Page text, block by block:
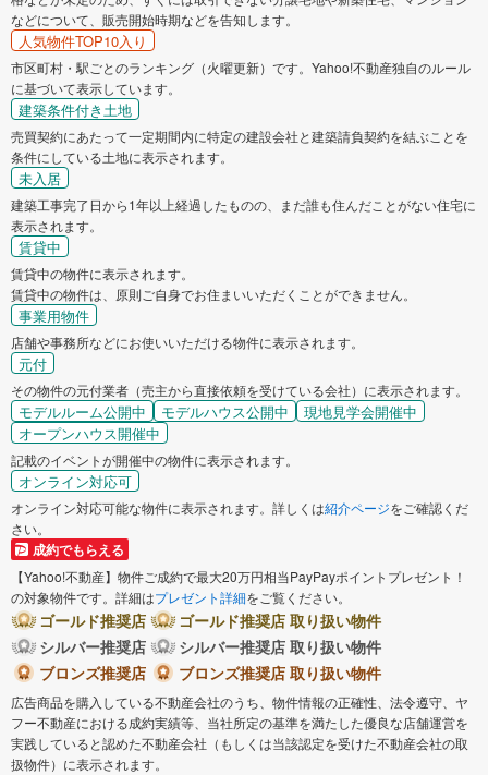
などについて、販売開始時期などを告知します。
人気物件TOP10入り
市区町村・駅ごとのランキング（火曜更新）です。Yahoo!不動産独自のルール
に基づいて表示しています。
建築条件付き土地
売買契約にあたって一定期間内に特定の建設会社と建築請負契約を結ぶことを
条件にしている土地に表示されます。
未入居
建築工事完了日から1年以上経過したものの、まだ誰も住んだことがない住宅に
表示されます。
賃貸中
賃貸中の物件に表示されます。
賃貸中の物件は、原則ご自身でお住まいいただくことができません。
事業用物件
店舗や事務所などにお使いいただける物件に表示されます。
元付
その物件の元付業者（売主から直接依頼を受けている会社）に表示されます。
モデルルーム公開中 モデルハウス公開中
現地見学会開催中
オープンハウス開催中
記載のイベントが開催中の物件に表示されます。
オンライン対応可
オンライン対応可能な物件に表示されます。詳しくは紹介ページをご確認くだ
さい。
成約でもらえる
【Yahoo!不動産】物件ご成約で最大20万円相当PayPayポイントプレゼント！
の対象物件です。詳細はプレゼント詳細をご覧ください。
ゴールド推奨店
ゴールド推奨店 取り扱い物件
シルバー推奨店
シルバー推奨店 取り扱い物件
ブロンズ推奨店
ブロンズ推奨店 取り扱い物件
広告商品を購入している不動産会社のうち、物件情報の正確性、法令遵守、ヤ
フー不動産における成約実績等、当社所定の基準を満たした優良な店舗運営を
実践していると認めた不動産会社（もしくは当該認定を受けた不動産会社の取
扱物件）に表示されます。